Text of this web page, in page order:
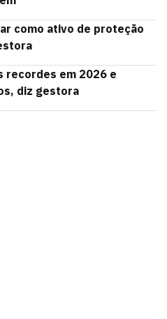
como ativo de proteção
recordes em 2026 e
diz gestora